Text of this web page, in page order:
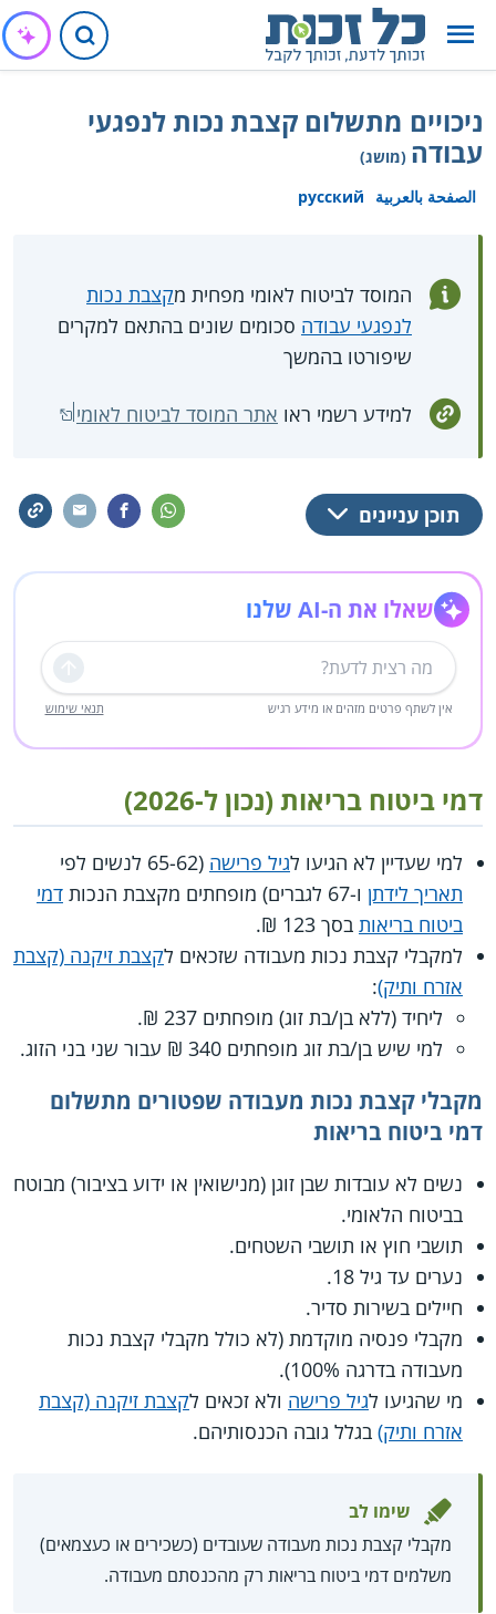
ניכויים מתשלום קצבת נכות לנפגעי
עבודה (מושג)
الصفحة بالعربية
русский
המוסד לביטוח לאומי מפחית מקצבת נכות
לנפגעי עבודה סכומים שונים בהתאם למקרים
שיפורטו בהמשך
למידע רשמי ראו אתר המוסד לביטוח לאומי
תוכן עניינים
שאלו את ה-AI שלנו
שליחה
אין לשתף פרטים מזהים או מידע רגיש תנאי שימוש
דמי ביטוח בריאות (נכון ל-2026)
למי שעדיין לא הגיעו לגיל פרישה (65-62 לנשים לפי
תאריך לידתן ו-67 לגברים) מופחתים מקצבת הנכות
דמי
ביטוח בריאות בסך 123 ₪.
למקבלי קצבת נכות מעבודה שזכאים לקצבת זיקנה (קצבת
אזרח ותיק):
ליחיד (ללא בן/בת זוג) מופחתים 237 ₪.
למי שיש בן/בת זוג מופחתים 340 ₪ עבור שני בני הזוג.
מקבלי קצבת נכות מעבודה שפטורים מתשלום
דמי ביטוח בריאות
נשים לא עובדות שבן זוגן (מנישואין או ידוע בציבור) מבוטח
בביטוח הלאומי.
תושבי חוץ או תושבי השטחים.
נערים עד גיל 18.
חיילים בשירות סדיר.
מקבלי פנסיה מוקדמת (לא כולל מקבלי קצבת נכות
מעבודה בדרגה 100%).
מי שהגיעו לגיל פרישה ולא זכאים לקצבת זיקנה (קצבת
אזרח ותיק) בגלל גובה הכנסותיהם.
שימו לב
מקבלי קצבת נכות מעבודה שעובדים (כשכירים או כעצמאים)
משלמים דמי ביטוח בריאות רק מהכנסתם מעבודה.